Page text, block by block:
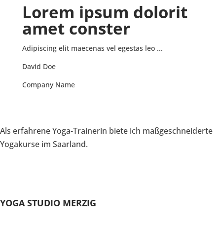
Lorem ipsum dolorit
amet conster
Adipiscing elit maecenas vel egestas leo ...
David Doe
Company Name
Als erfahrene Yoga-Trainerin biete ich maßgeschneiderte
Yogakurse im Saarland.
YOGA STUDIO MERZIG